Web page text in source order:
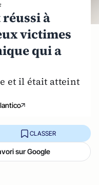
à
victimes
qui a
et il était atteint
CLASSER
sur Google